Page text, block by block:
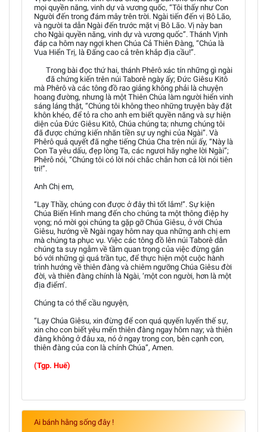
mọi quyền năng, vinh dự và vương quốc, “Tôi thấy như Con
Người đến trong đám mây trên trời. Ngài tiến đến vị Bô Lão,
và người ta dẫn Ngài đến trước mặt vị Bô Lão. Vị này ban
cho Ngài quyền năng, vinh dự và vương quốc”. Thánh Vịnh
đáp ca hôm nay ngợi khen Chúa Cả Thiên Đàng, “Chúa là
Vua Hiển Trị, là Đấng cao cả trên khắp địa cầu!”.
Trong bài đọc thứ hai, thánh Phêrô xác tín những gì ngài
đã chứng kiến trên núi Taborê ngày ấy; Đức Giêsu Kitô
mà Phêrô và các tông đồ rao giảng không phải là chuyện
hoang đường, nhưng là một Thiên Chúa làm người hiển vinh
sáng láng thật, “Chúng tôi không theo những truyện bày đặt
khôn khéo, để tỏ ra cho anh em biết quyền năng và sự hiện
diện của Đức Giêsu Kitô, Chúa chúng ta; nhưng chúng tôi
đã được chứng kiến nhãn tiền sự uy nghi của Ngài”. Và
Phêrô quả quyết đã nghe tiếng Chúa Cha trên núi ấy, “Này là
Con Ta yêu dấu, đẹp lòng Ta, các ngươi hãy nghe lời Ngài”;
Phêrô nói, “Chúng tôi có lời nói chắc chắn hơn cả lời nói tiên
tri!”.
Anh Chị em,
“Lạy Thầy, chúng con được ở đây thì tốt lắm!”. Sự kiện
Chúa Biến Hình mang đến cho chúng ta một thông điệp hy
vọng; nó mời gọi chúng ta gặp gỡ Chúa Giêsu, ở với Chúa
Giêsu, hướng về Ngài ngay hôm nay qua những anh chị em
mà chúng ta phục vụ. Việc các tông đồ lên núi Taborê dẫn
chúng ta suy ngẫm về tầm quan trọng của việc đừng gắn
bó với những gì quá trần tục, để thực hiện một cuộc hành
trình hướng về thiên đàng và chiêm ngưỡng Chúa Giêsu đời
đời, và thiên đàng chính là Ngài, ‘một con người, hơn là một
địa điểm’.
Chúng ta có thể cầu nguyện,
“Lạy Chúa Giêsu, xin đừng để con quá quyến luyến thế sự,
xin cho con biết yêu mến thiên đàng ngay hôm nay; và thiên
đàng không ở đâu xa, nó ở ngay trong con, bên cạnh con,
thiên đàng của con là chính Chúa”, Amen.
(Tgp. Huế)
Ai bánh hằng sống đây !